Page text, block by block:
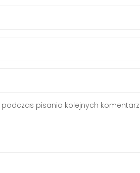
pisania kolejnych